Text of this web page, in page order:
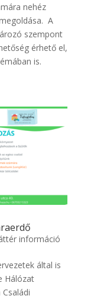
nehéz
A
szempont
érhető el,
is.
információ
által is
Hálózat